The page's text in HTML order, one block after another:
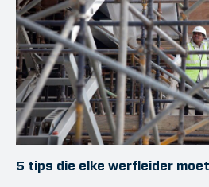
5 tips die elke werfleider